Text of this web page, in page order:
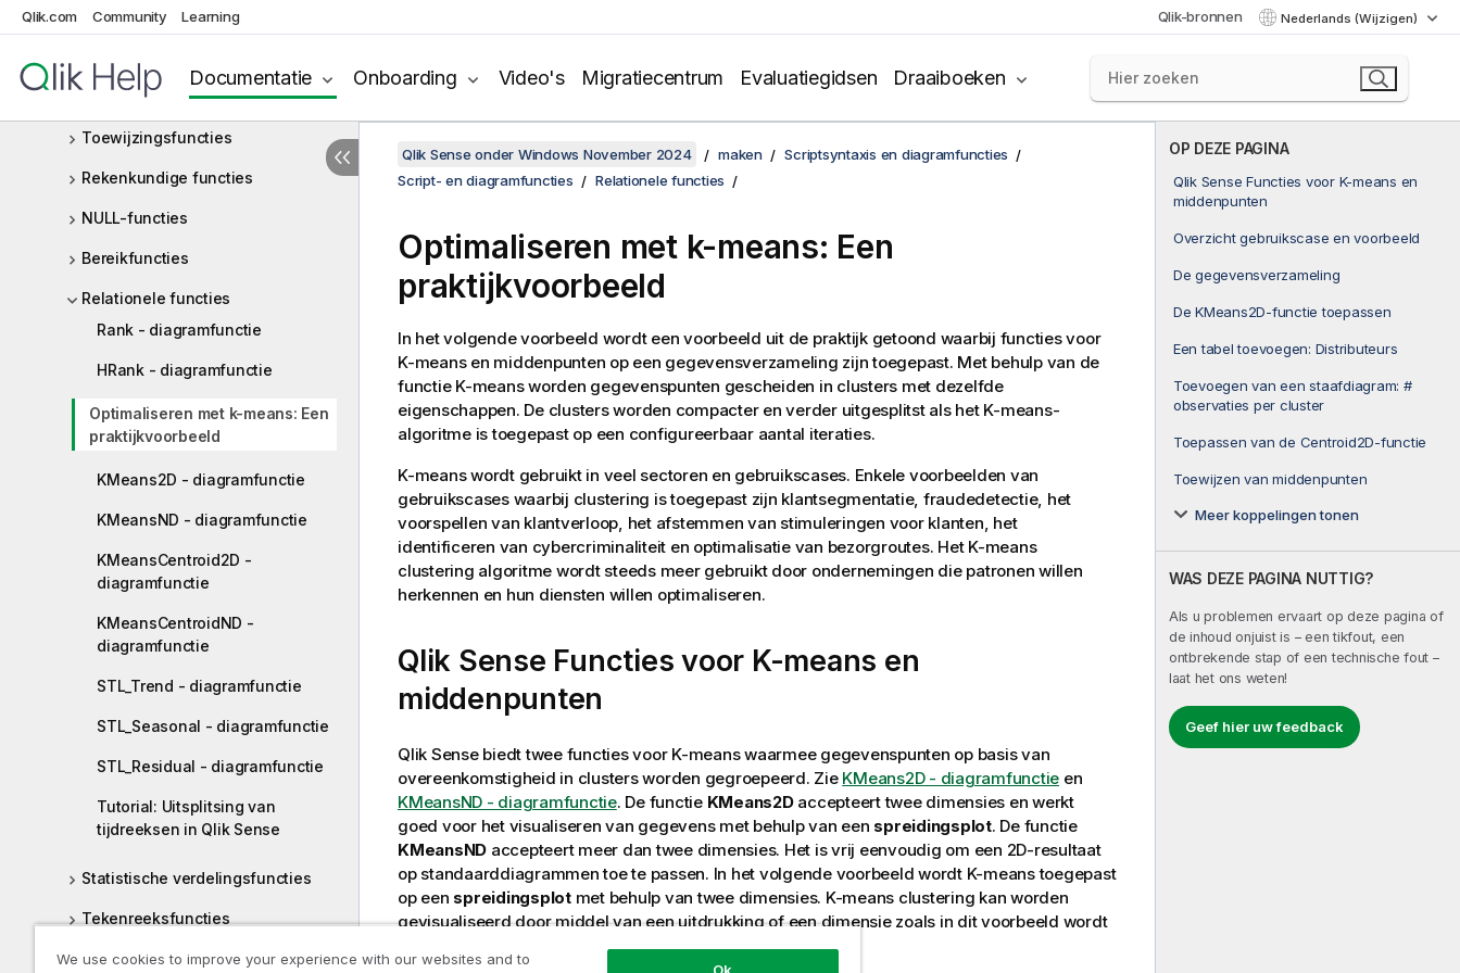
Qlik.com Community Learning Qlik-bronnen Nederlands (Wijzigen)
Documentatie Onboarding Video's Migratiecentrum Evaluatiegidsen Draaiboeken
Interpretatiefuncties
Logische functies
Toewijzingsfuncties
Rekenkundige functies
NULL-functies
Bereikfuncties
Relationele functies
Rank - diagramfunctie
HRank - diagramfunctie
Optimaliseren met k-means: Een
praktijkvoorbeeld
KMeans2D - diagramfunctie
KMeansND - diagramfunctie
KMeansCentroid2D -
diagramfunctie
KMeansCentroidND -
diagramfunctie
STL_Trend - diagramfunctie
STL_Seasonal - diagramfunctie
STL_Residual - diagramfunctie
Tutorial: Uitsplitsing van
tijdreeksen in Qlik Sense
Statistische verdelingsfuncties
Tekenreeksfuncties
Systeemfuncties
OP DEZE PAGINA
Qlik Sense Functies voor K-means en
middenpunten
Overzicht gebruikscase en voorbeeld
De gegevensverzameling
De KMeans2D-functie toepassen
Een tabel toevoegen: Distributeurs
Toevoegen van een staafdiagram: #
observaties per cluster
Toepassen van de Centroid2D-functie
Toewijzen van middenpunten
Meer koppelingen tonen
WAS DEZE PAGINA NUTTIG?
Als u problemen ervaart op deze pagina of
de inhoud onjuist is – een tikfout, een
ontbrekende stap of een technische fout –
laat het ons weten!
Geef hier uw feedback
Qlik Sense onder Windows November 2024 maken
Scriptsyntaxis en diagramfuncties
Script- en diagramfuncties
Relationele functies
Optimaliseren met k-means: Een
praktijkvoorbeeld
In het volgende voorbeeld wordt een voorbeeld uit de praktijk getoond waarbij functies voor
K-means en middenpunten op een gegevensverzameling zijn toegepast. Met behulp van de
functie K-means worden gegevenspunten gescheiden in clusters met dezelfde
eigenschappen. De clusters worden compacter en verder uitgesplitst als het K-means-
algoritme is toegepast op een configureerbaar aantal iteraties.
K-means wordt gebruikt in veel sectoren en gebruikscases. Enkele voorbeelden van
gebruikscases waarbij clustering is toegepast zijn klantsegmentatie, fraudedetectie, het
voorspellen van klantverloop, het afstemmen van stimuleringen voor klanten, het
identificeren van cybercriminaliteit en optimalisatie van bezorgroutes. Het K-means
clustering algoritme wordt steeds meer gebruikt door ondernemingen die patronen willen
herkennen en hun diensten willen optimaliseren.
Qlik Sense Functies voor K-means en
middenpunten
Qlik Sensebiedt twee functies voor K-means waarmee gegevenspunten op basis van
overeenkomstigheid in clusters worden gegroepeerd. Zie KMeans2D - diagramfunctie en
KMeansND - diagramfunctie. De functie KMeans2Daccepteert twee dimensies en werkt
goed voor het visualiseren van gegevens met behulp van een spreidingsplot. De functie
KMeansND accepteert meer dan twee dimensies. Het is vrij eenvoudig om een 2D-resultaat
op standaarddiagrammen toe te passen. In het volgende voorbeeld wordt K-means toegepast
op een spreidingsplotmet behulp van twee dimensies. K-means clustering kan worden
gevisualiseerd door middel van een uitdrukking of een dimensie zoals in dit voorbeeld wordt
We use cookies to improve your experience with our websites and to